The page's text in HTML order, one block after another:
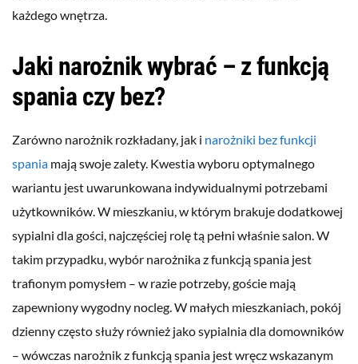
każdego wnętrza.
Jaki narożnik wybrać – z funkcją
spania czy bez?
Zarówno narożnik rozkładany, jak i narożniki bez funkcji
spania mają swoje zalety. Kwestia wyboru optymalnego
wariantu jest uwarunkowana indywidualnymi potrzebami
użytkowników. W mieszkaniu, w którym brakuje dodatkowej
sypialni dla gości, najczęściej rolę tą pełni właśnie salon. W
takim przypadku, wybór narożnika z funkcją spania jest
trafionym pomysłem – w razie potrzeby, goście mają
zapewniony wygodny nocleg. W małych mieszkaniach, pokój
dzienny często służy również jako sypialnia dla domowników
– wówczas narożnik z funkcją spania jest wręcz wskazanym